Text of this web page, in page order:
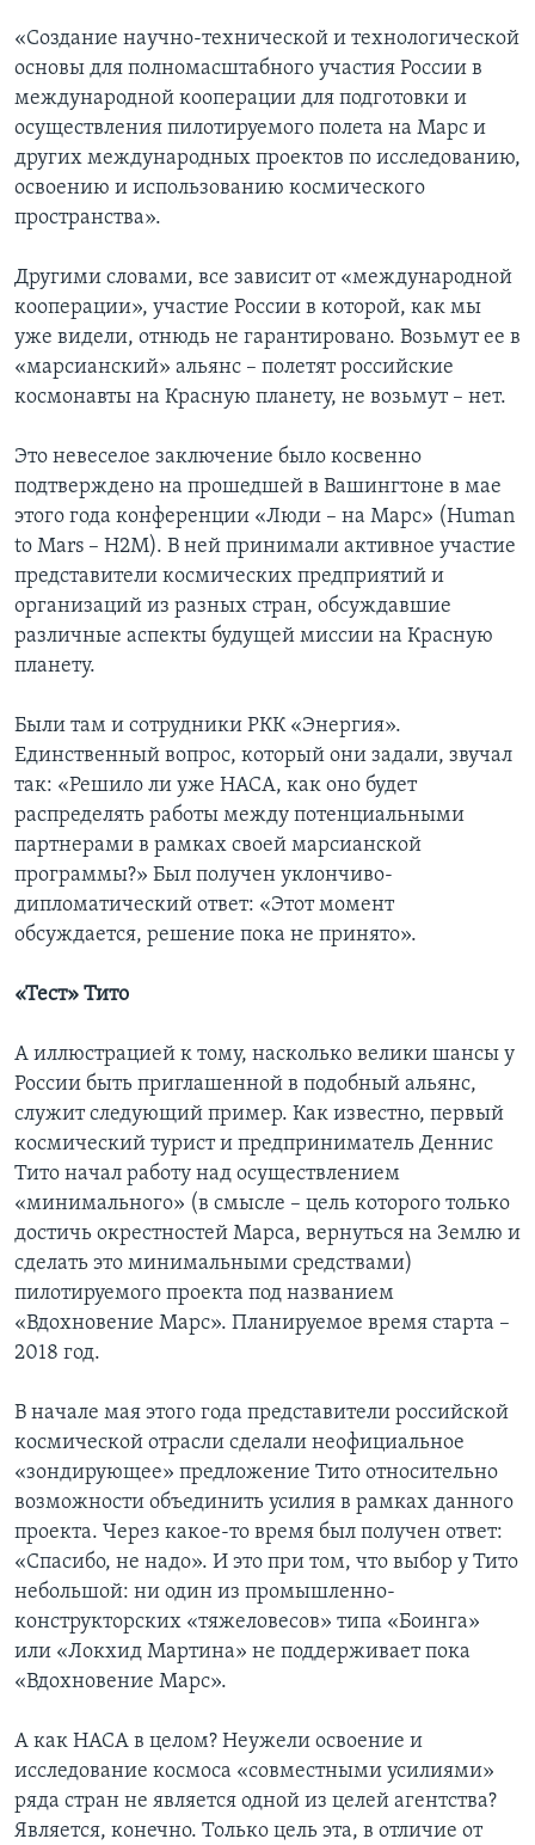
«Создание научно-технической и технологической
основы для полномасштабного участия России в
международной кооперации для подготовки и
осуществления пилотируемого полета на Марс и
других международных проектов по исследованию,
освоению и использованию космического
пространства».
Другими словами, все зависит от «международной
кооперации», участие России в которой, как мы
уже видели, отнюдь не гарантировано. Возьмут ее в
«марсианский» альянс – полетят российские
космонавты на Красную планету, не возьмут – нет.
Это невеселое заключение было косвенно
подтверждено на прошедшей в Вашингтоне в мае
этого года конференции «Люди – на Марс» (Human
to Mars – H2M). В ней принимали активное участие
представители космических предприятий и
организаций из разных стран, обсуждавшие
различные аспекты будущей миссии на Красную
планету.
Были там и сотрудники РКК «Энергия».
Единственный вопрос, который они задали, звучал
так: «Решило ли уже НАСА, как оно будет
распределять работы между потенциальными
партнерами в рамках своей марсианской
программы?» Был получен уклончиво-
дипломатический ответ: «Этот момент
обсуждается, решение пока не принято».
«Тест» Тито
А иллюстрацией к тому, насколько велики шансы у
России быть приглашенной в подобный альянс,
служит следующий пример. Как известно, первый
космический турист и предприниматель Деннис
Тито начал работу над осуществлением
«минимального» (в смысле – цель которого только
достичь окрестностей Марса, вернуться на Землю и
сделать это минимальными средствами)
пилотируемого проекта под названием
«Вдохновение Марс». Планируемое время старта –
2018 год.
В начале мая этого года представители российской
космической отрасли сделали неофициальное
«зондирующее» предложение Тито относительно
возможности объединить усилия в рамках данного
проекта. Через какое-то время был получен ответ:
«Спасибо, не надо». И это при том, что выбор у Тито
небольшой: ни один из промышленно-
конструкторских «тяжеловесов» типа «Боинга»
или «Локхид Мартина» не поддерживает пока
«Вдохновение Марс».
А как НАСА в целом? Неужели освоение и
исследование космоса «совместными усилиями»
ряда стран не является одной из целей агентства?
Является, конечно. Только цель эта, в отличие от